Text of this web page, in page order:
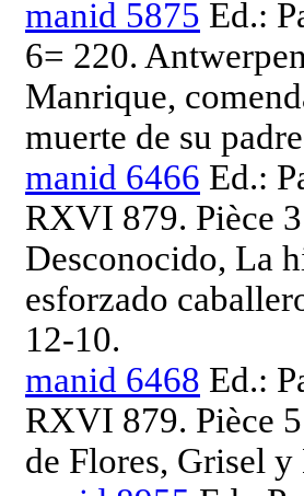
manid 5875 Ed.:
6= 220.
Manrique,
muerte de su
manid 6466 Ed.:
RXVI 879. Pièce
Desconocido, La
esforzado
12-10.
manid 6468 Ed.:
RXVI 879. Pièce
de Flores, Grisel